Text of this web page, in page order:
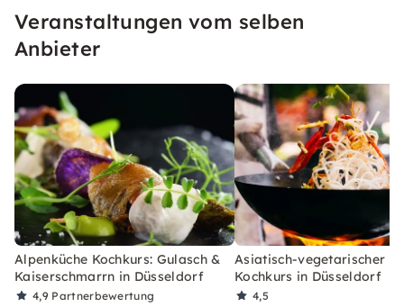
Veranstaltungen vom selben
Anbieter
Alpenküche Kochkurs: Gulasch &
Kaiserschmarrn in Düsseldorf
4,9 Partnerbewertung
Asiatisch-vegetarischer
Kochkurs in Düsseldorf
4,5